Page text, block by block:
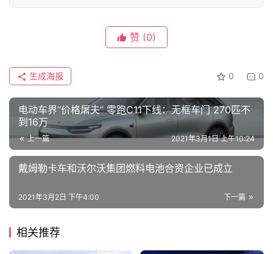
报
栏
吉
T
赞 (0)
0 0
生成海报
电动车界“价格屠夫” 零跑C11下线：无框车门 270匹不
到16万
上一篇 2021年3月1日 上午10:24
戴姆勒卡车和沃尔沃集团燃料电池合资企业已成立
下一篇
2021年3月2日 下午4:00
相关推荐